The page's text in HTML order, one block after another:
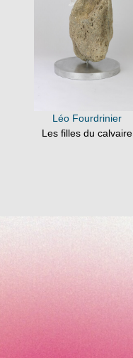
Léo Fourdrinier
Les filles du calvaire